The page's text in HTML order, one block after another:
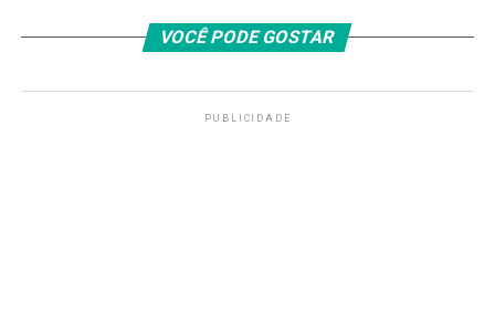
haviam sido processadas, Keiko chegou a estar 200 mil
Lima, a capital, terem sido computadas primeiro.
VOCÊ PODE GOSTAR
PUBLICIDADE